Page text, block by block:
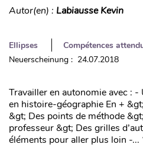
Autor(en) : Labiausse Kevin
Ellipses
Compétences
Neuerscheinung : 24.07.2018
Travailler en autonomie avec :
en histoire-géographie En +
&gt; Des points de méthode
professeur &gt; Des grilles
éléments pour aller plus loin -...